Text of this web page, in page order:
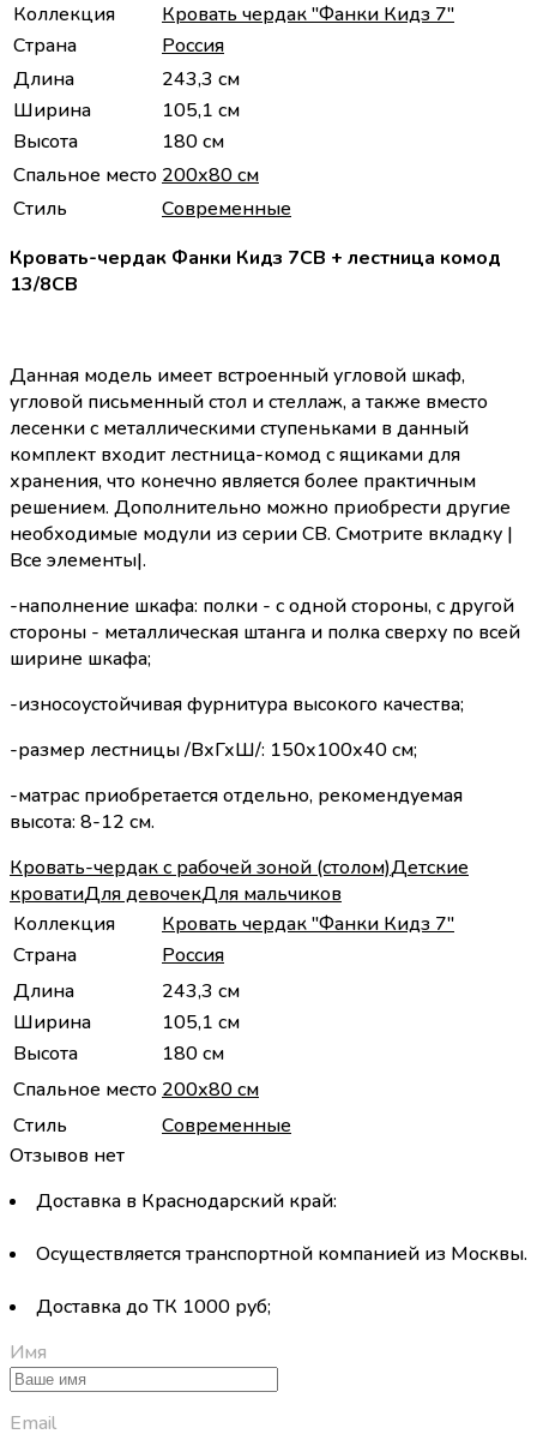
Коллекция
Кровать чердак "Фанки Кидз 7"
Страна
Россия
Длина
243,3 см
Ширина
105,1 см
Высота
180 см
Спальное место 200х80 см
Стиль
Современные
Кровать-чердак Фанки Кидз 7СВ + лестница комод
13/8СВ
Данная модель имеет встроенный угловой шкаф,
угловой письменный стол и стеллаж, а также вместо
лесенки с металлическими ступеньками в данный
комплект входит лестница-комод с ящиками для
хранения, что конечно является более практичным
решением. Дополнительно можно приобрести другие
необходимые модули из серии СВ. Смотрите вкладку |
Все элементы|.
-наполнение шкафа: полки - с одной стороны, с другой
стороны - металлическая штанга и полка сверху по всей
ширине шкафа;
-износоустойчивая фурнитура высокого качества;
-размер лестницы /ВхГхШ/: 150х100х40 см;
-матрас приобретается отдельно, рекомендуемая
высота: 8-12 см.
Кровать-чердак с рабочей зоной (столом)Детские
кроватиДля девочекДля мальчиков
Коллекция
Кровать чердак "Фанки Кидз 7"
Страна
Россия
Длина
243,3 см
Ширина
105,1 см
Высота
180 см
Спальное место 200х80 см
Стиль
Современные
Отзывов нет
Доставка в Краснодарский край:
Осуществляется транспортной компанией из Москвы.
Доставка до ТК 1000 руб;
Имя
Email